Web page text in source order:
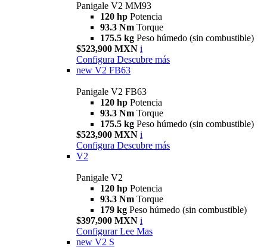
Panigale V2 MM93
120 hp Potencia
93.3 Nm Torque
175.5 kg Peso húmedo (sin combustible)
$523,900 MXN i
Configura Descubre más
new V2 FB63
Panigale V2 FB63
120 hp Potencia
93.3 Nm Torque
175.5 kg Peso húmedo (sin combustible)
$523,900 MXN i
Configura Descubre más
V2
Panigale V2
120 hp Potencia
93.3 Nm Torque
179 kg Peso húmedo (sin combustible)
$397,900 MXN i
Configurar Lee Mas
new V2 S